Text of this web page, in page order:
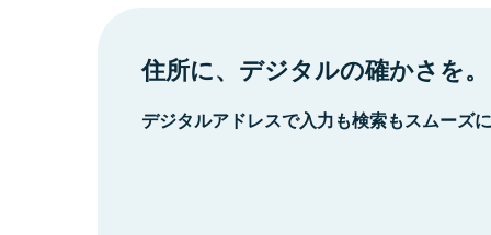
住所に、デジタルの確かさを。
デジタルアドレスで入力も検索もスムーズ